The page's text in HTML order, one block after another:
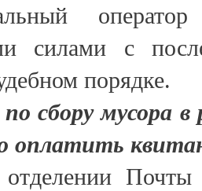
силами с
порядке.
сбору мусора в
оплатить
Почты